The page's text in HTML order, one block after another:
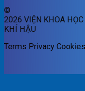
©
2026 VIỆN KHOA
KHÍ HẬU
Terms Privacy Cookies